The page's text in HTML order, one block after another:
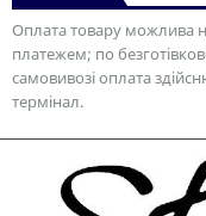
Оплата товару можлива
платежем; по
самовивозі оплата
термінал.